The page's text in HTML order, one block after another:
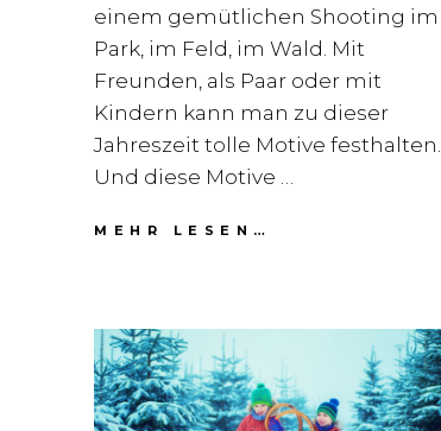
einem gemütlichen Shooting im
Park, im Feld, im Wald. Mit
Freunden, als Paar oder mit
Kindern kann man zu dieser
Jahreszeit tolle Motive festhalten.
Und diese Motive …
MEHR LESEN…